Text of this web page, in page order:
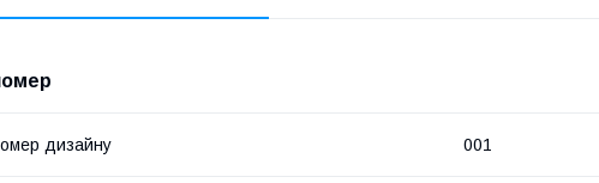
дизайну 001